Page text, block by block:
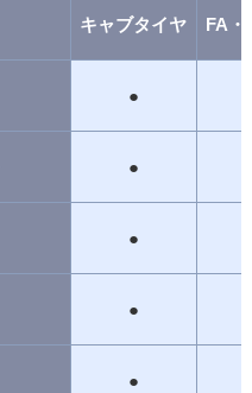
キャブタイヤ FA・
●
●
●
●
●